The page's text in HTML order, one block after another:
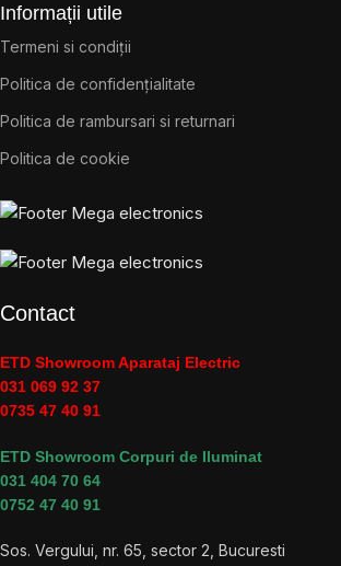
Informații utile
Termeni si condiții
Politica de confidențialitate
Politica de rambursari si returnari
Politica de cookie
Contact
ETD Showroom Aparataj Electric
031 069 92 37
0735 47 40 91
ETD Showroom Corpuri de Iluminat
031 404 70 64
0752 47 40 91
Sos. Vergului, nr. 65, sector 2, Bucuresti